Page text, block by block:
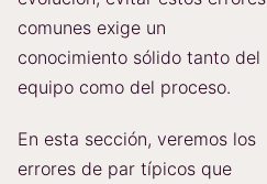
comunes exige un
conocimiento sólido tanto del
equipo como del proceso.
En esta sección, veremos los
errores de par típicos que